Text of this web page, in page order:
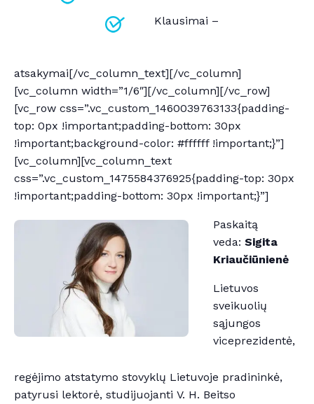
Klausimai –
atsakymai[/vc_column_text][/vc_column]
[vc_column width=”1/6″][/vc_column][/vc_row]
[vc_row css=”.vc_custom_1460039763133{padding-
top: 0px !important;padding-bottom: 30px
!important;background-color: #ffffff !important;}”]
[vc_column][vc_column_text
css=”.vc_custom_1475584376925{padding-top: 30px
!important;padding-bottom: 30px !important;}”]
Paskaitą
veda: Sigita
Kriaučiūnienė
Lietuvos
sveikuolių
sąjungos
viceprezidentė,
regėjimo atstatymo stovyklų Lietuvoje pradininkė,
patyrusi lektorė, studijuojanti V. H. Beitso